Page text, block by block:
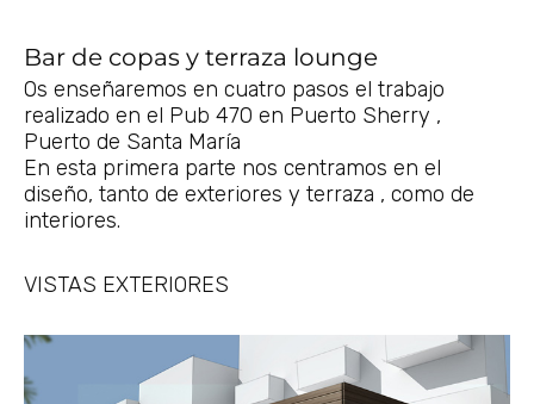
Bar de copas y terraza lounge
Os enseñaremos en cuatro pasos el trabajo
realizado en el Pub 470 en Puerto Sherry ,
Puerto de Santa María
En esta primera parte nos centramos en el
diseño, tanto de exteriores y terraza , como de
interiores.
VISTAS EXTERIORES